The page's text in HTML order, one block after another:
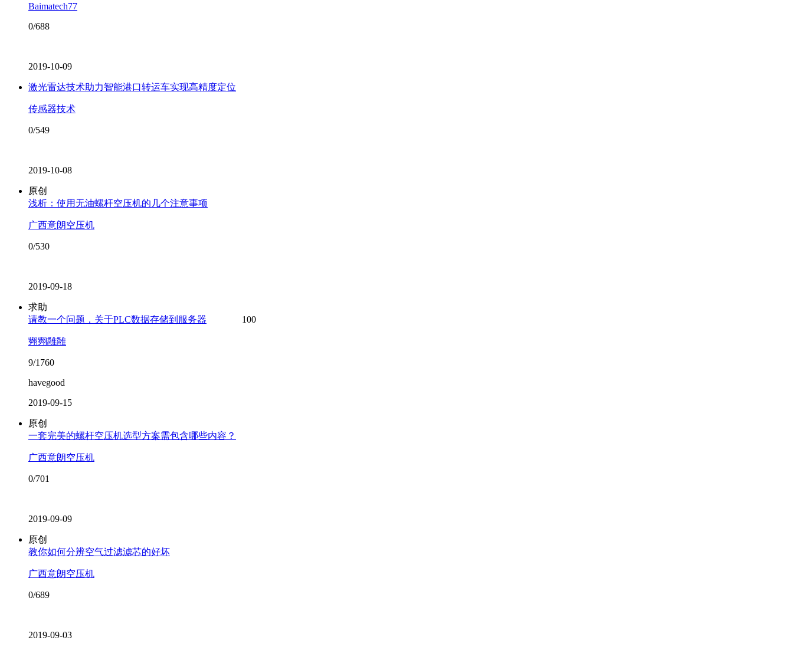
Baimatech77
0/688
2019-10-09
激光雷达技术助力智能港口转运车实现高精度定位
传感器技术
0/549
2019-10-08
原创
浅析：使用无油螺杆空压机的几个注意事项
广西意朗空压机
0/530
2019-09-18
求助
请教一个问题，关于PLC数据存储到服务器
100
翙翙雝雝
9/1760
havegood
2019-09-15
原创
一套完美的螺杆空压机选型方案需包含哪些内容？
广西意朗空压机
0/701
2019-09-09
原创
教你如何分辨空气过滤滤芯的好坏
广西意朗空压机
0/689
2019-09-03